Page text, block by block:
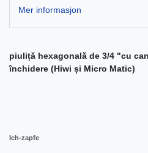
Mer informasjon
piuliță hexagonală de 3/4 "cu
închidere (Hiwi și Micro Matic)
Ich-zapfe